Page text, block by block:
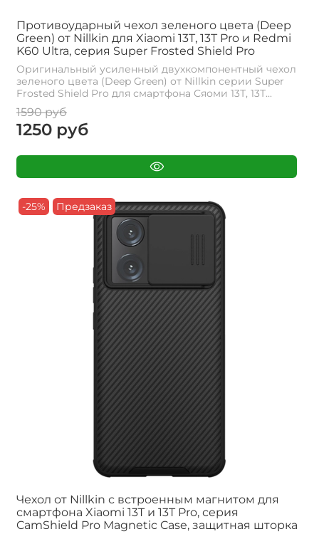
Противоударный чехол зеленого цвета (Deep
Green) от Nillkin для Xiaomi 13T, 13T Pro и Redmi
K60 Ultra, серия Super Frosted Shield Pro
Оригинальный усиленный двухкомпонентный чехол
зеленого цвета (Deep Green) от Nillkin серии Super
Frosted Shield Pro для смартфона Сяоми 13Т, 13Т...
1590 руб
1250 руб
-25% Предзаказ
Чехол от Nillkin с встроенным магнитом для
смартфона Xiaomi 13T и 13T Pro, серия
CamShield Pro Magnetic Case, защитная шторка